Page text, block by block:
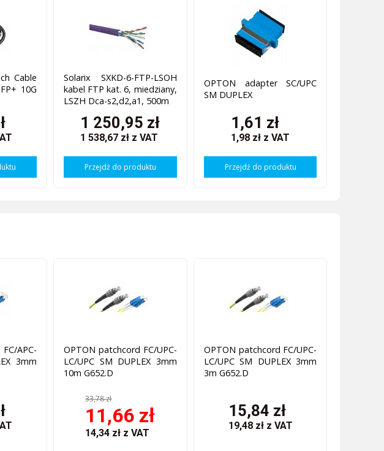
Cable
10G
Solarix SXKD-6-FTP-LSOH
kabel FTP kat. 6, miedziany,
LSZH Dca-s2,d2,a1, 500m
1 250,95 zł
1 538,67 zł z VAT
Przejdź do produktu
OPTON adapter SC/UPC
SM DUPLEX
1,61 zł
1,98 zł z VAT
Przejdź do produktu
APC-
3mm
OPTON patchcord FC/UPC-
LC/UPC SM DUPLEX 3mm
10m G652.D
33,78 zł
11,66 zł
14,34 zł z VAT
OPTON patchcord FC/UPC-
LC/UPC SM DUPLEX 3mm
3m G652.D
15,84 zł
19,48 zł z VAT